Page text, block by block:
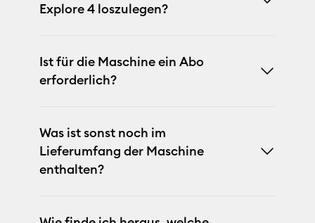
Explore 4 loszulegen?
Ist für die Maschine ein Abo
erforderlich?
Was ist sonst noch im
Lieferumfang der Maschine
enthalten?